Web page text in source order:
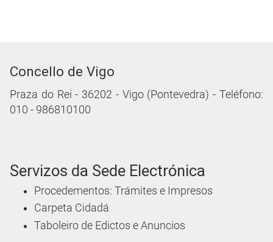
Concello de Vigo
Praza do Rei - 36202 - Vigo (Pontevedra) - Teléfono:
010 - 986810100
Servizos da Sede Electrónica
Procedementos: Trámites e Impresos
Carpeta Cidadá
Taboleiro de Edictos e Anuncios